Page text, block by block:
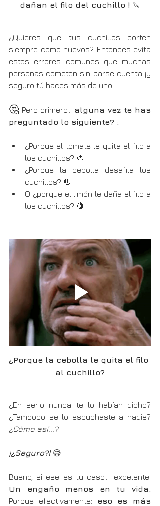
dañan el filo del cuchillo ! 🔪
¿Quieres que tus cuchillos corten
siempre como nuevos? Entonces evita
estos errores comunes que muchas
personas cometen sin darse cuenta ¡y
seguro tú haces más de uno!.
🤔 Pero primero... alguna vez te has
preguntado lo siguiente? :
¿Porque el tomate le quita el filo a
los cuchillos? 🍅
¿Porque la cebolla desafila los
cuchillos? 🧅
O ¿porque el limón le daña el filo a
los cuchillos? 🍋
¿Porque la cebolla le quita el filo
al cuchillo?
¿En serio nunca te lo habían dicho?
¿Tampoco se lo escuchaste a nadie?
¿Cómo así...?
¡¿Seguro?! 😅
Porque efectivamente: eso es más